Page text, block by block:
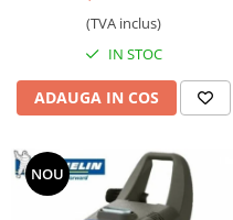
(TVA inclus)
IN STOC
ADAUGA IN COS
NOU